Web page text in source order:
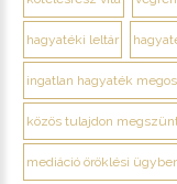
hagyatéki leltár
ingatlan hagyaték
közös tulajdon
mediáció öröklési